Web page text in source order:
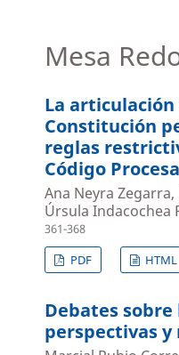
Mesa
La articulación
Constitución
reglas
Código
Ana Neyra
Úrsula Indacochea
361-368
PDF
HTML
Debates
perspectivas y